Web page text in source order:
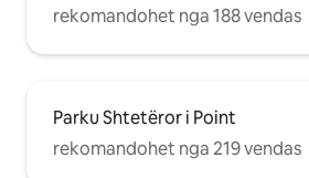
rekomandohet nga 188 vendas
Parku Shtetëror i Point
rekomandohet nga 219 vendas